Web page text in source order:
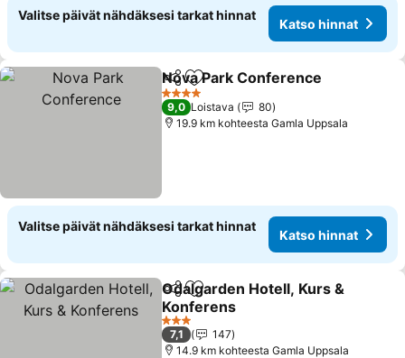
Valitse päivät nähdäksesi tarkat hinnat
Katso hinnat
Jaa Lisää suosikkeihin
Nova Park Conference
4 Tähtiluokitus
9,0 Loistava
80
19.9 km kohteesta Gamla Uppsala
Valitse päivät nähdäksesi tarkat hinnat
Katso hinnat
Jaa Lisää suosikkeihin
Odalgarden Hotell, Kurs &
Konferens
3 Tähtiluokitus
7,1
147
14.9 km kohteesta Gamla Uppsala